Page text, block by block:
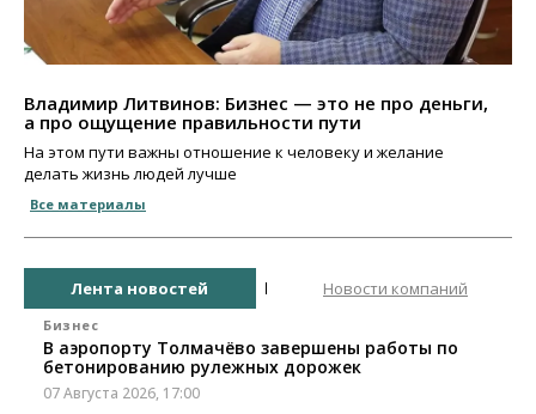
Владимир Литвинов: Бизнес — это не про деньги,
а про ощущение правильности пути
На этом пути важны отношение к человеку и желание
делать жизнь людей лучше
Все материалы
Лента новостей Новости компаний
Бизнес
В аэропорту Толмачёво завершены работы по
бетонированию рулежных дорожек
07 Августа 2026, 17:00